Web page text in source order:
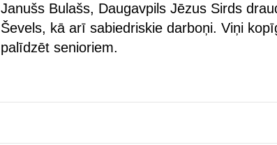
Janušs Bulašs, Daugavpils Jēzus Sirds
Ševels, kā arī sabiedriskie darboņi. Viņi
palīdzēt senioriem.